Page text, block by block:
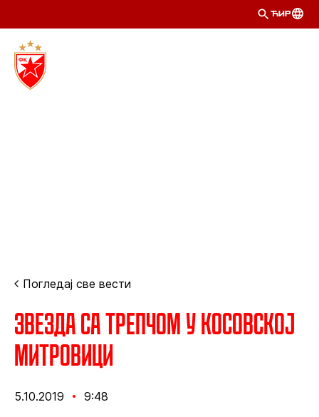
ЋИР
Погледај све вести
Звезда са Трепчом у Косовској
Митровици
5.10.2019 9:48